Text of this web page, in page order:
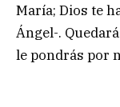
María; Dios te
Ángel-.
le pondrás por